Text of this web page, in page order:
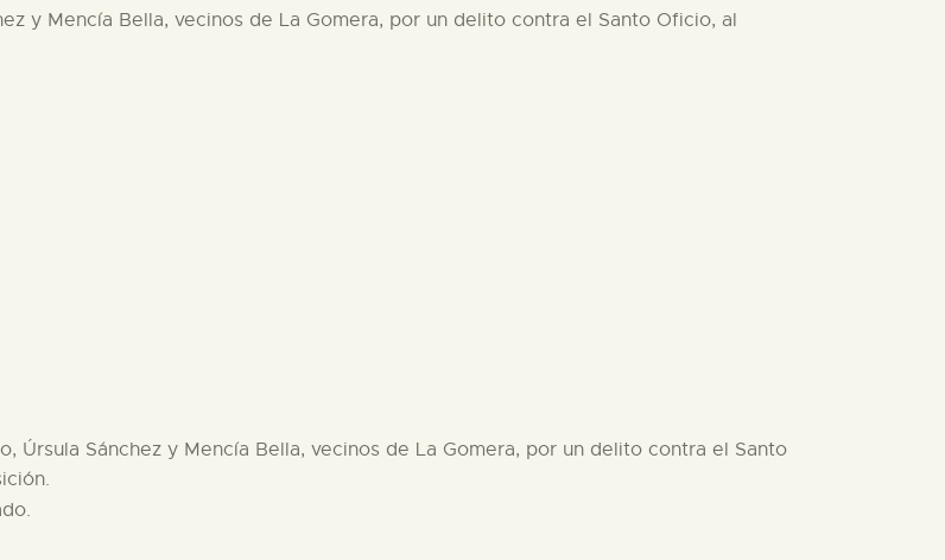
y Mencía Bella, vecinos de La Gomera, por un delito contra el Santo Oficio, al
Úrsula Sánchez y Mencía Bella, vecinos de La Gomera, por un delito contra el Santo